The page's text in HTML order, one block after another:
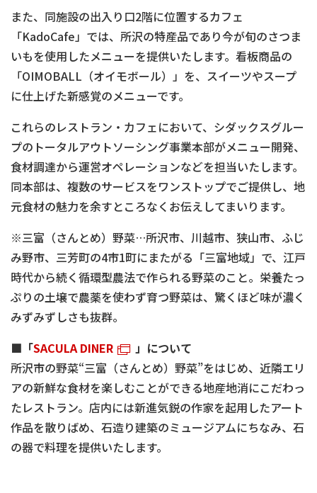
また、同施設の出入り口2階に位置するカフェ
「KadoCafe」では、所沢の特産品であり今が旬のさつま
いもを使用したメニューを提供いたします。看板商品の
「OIMOBALL（オイモボール）」を、スイーツやスープ
に仕上げた新感覚のメニューです。
これらのレストラン・カフェにおいて、シダックスグルー
プのトータルアウトソーシング事業本部がメニュー開発、
食材調達から運営オペレーションなどを担当いたします。
同本部は、複数のサービスをワンストップでご提供し、地
元食材の魅力を余すところなくお伝えしてまいります。
※三富（さんとめ）野菜…所沢市、川越市、狭山市、ふじ
み野市、三芳町の4市1町にまたがる「三富地域」で、江戸
時代から続く循環型農法で作られる野菜のこと。栄養たっ
ぷりの土壌で農薬を使わず育つ野菜は、驚くほど味が濃く
みずみずしさも抜群。
■「SACULA DINER
」について
所沢市の野菜“三富（さんとめ）野菜”をはじめ、近隣エリ
アの新鮮な食材を楽しむことができる地産地消にこだわっ
たレストラン。店内には新進気鋭の作家を起用したアート
作品を散りばめ、石造り建築のミュージアムにちなみ、石
の器で料理を提供いたします。